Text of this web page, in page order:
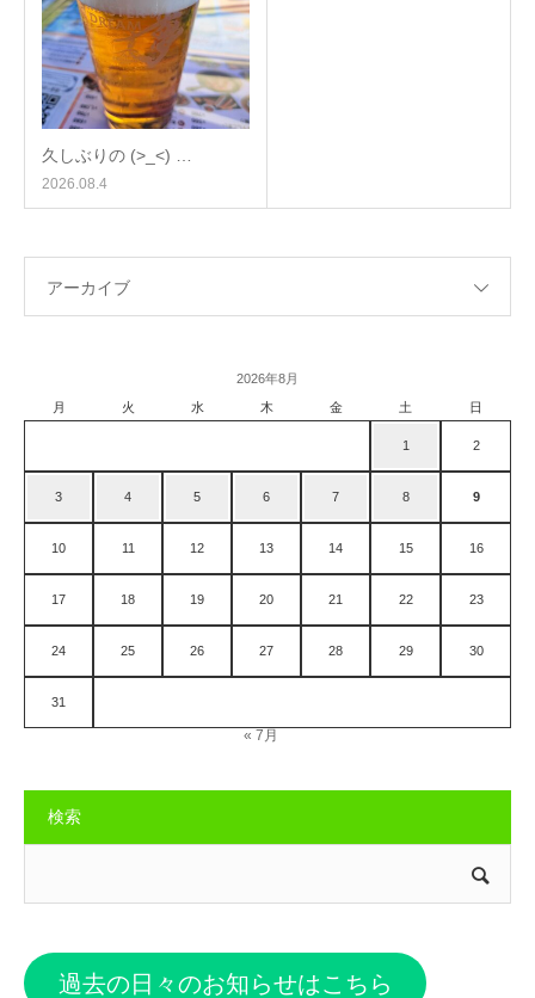
久しぶりの (>_<) …
2026.08.4
アーカイブ
2026年8月
月
火 水 木 金 土 日
1 2
3 4 5 6 7 8 9
10 11 12 13 14 15 16
17 18 19 20 21 22 23
24 25 26 27 28 29 30
31
« 7月
検索
過去の日々のお知らせはこちら